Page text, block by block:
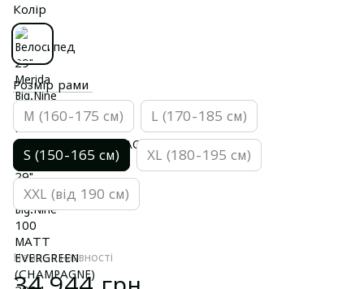
Колір
Розмір рами
M (160-175 см) L (170-185 см)
S (150-165 см) XL (180-195 см)
XXL (від 190 см)
Немає в наявності